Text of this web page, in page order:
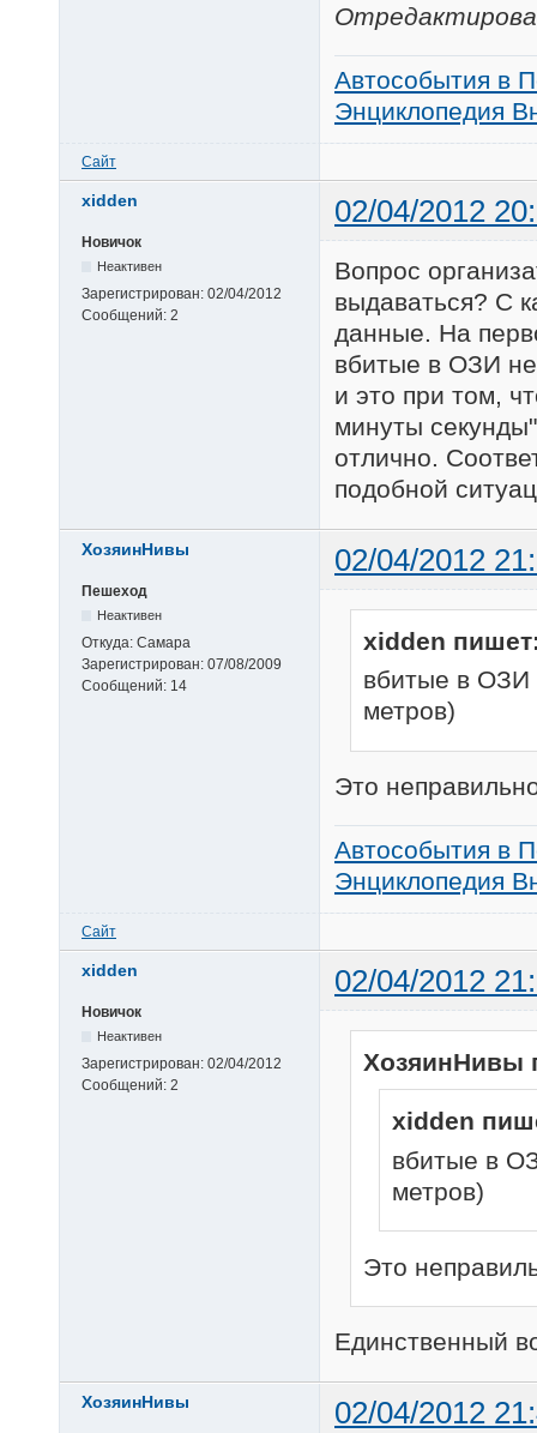
Автособытия в
Энциклопедия
Сайт
xidden 02/04/2012
Новичок
Неактивен
Зарегистрирован: 02/04/2012
Сообщений: 2
Вопрос
выдаваться? С
данные. На
вбитые в ОЗИ
и это при том,
минуты
отлично.
подобной
ХозяинНивы 02/04/2012
Пешеход
Неактивен
Откуда: Самара
Зарегистрирован: 07/08/2009
Сообщений: 14
xidden
вбитые в ОЗИ
метров)
Это
Автособытия в
Энциклопедия
Сайт
xidden 02/04/2012
Новичок
Неактивен
Зарегистрирован: 02/04/2012
Сообщений: 2
ХозяинНивы
xidden
вбитые в
метров)
Это
Единственный
ХозяинНивы 02/04/2012